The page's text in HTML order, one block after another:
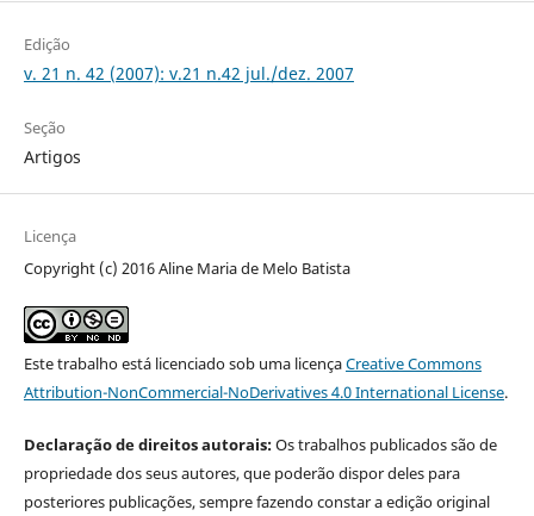
Edição
v. 21 n. 42 (2007): v.21 n.42 jul./dez. 2007
Seção
Artigos
Licença
Copyright (c) 2016 Aline Maria de Melo Batista
Este trabalho está licenciado sob uma licençaCreative Commons
Attribution-NonCommercial-NoDerivatives 4.0 International License.
Declaração de direitos autorais:Os trabalhos publicados são de
propriedade dos seus autores, que poderão dispor deles para
posteriores publicações, sempre fazendo constar a edição original